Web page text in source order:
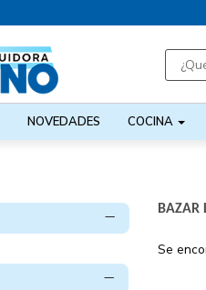
NOVEDADES COCINA
BAZAR
Se